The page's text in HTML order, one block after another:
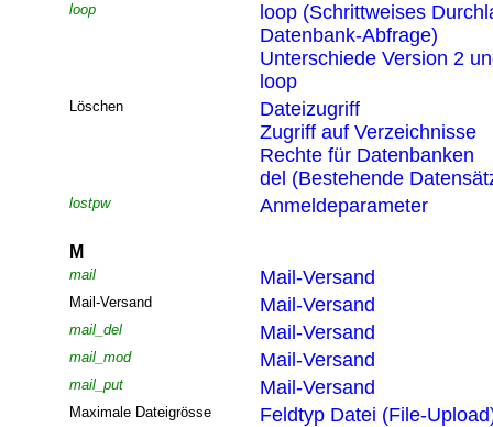
loop
loop (Schrittweises
Datenbank-Abfrage)
Unterschiede Version 2
loop
Löschen
Dateizugriff
Zugriff auf Verzeichnisse
Rechte für Datenbanken
del (Bestehende
lostpw Anmeldeparameter
M
mail Mail-Versand
Mail-Versand Mail-Versand
mail_del Mail-Versand
mail_mod Mail-Versand
mail_put Mail-Versand
Maximale Dateigrösse Feldtyp Datei (File-